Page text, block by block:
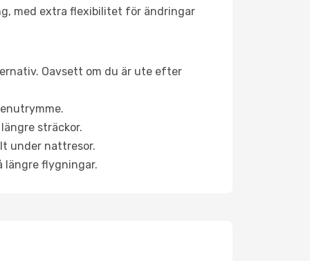
med extra flexibilitet för ändringar
Oavsett om du är ute efter
sträckor.
under nattresor.
längre flygningar.